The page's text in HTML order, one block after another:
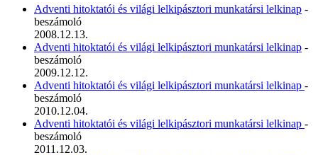
Adventi hitoktatói és világi lelkipásztori munkatársi lelkinap -
beszámoló
2008.12.13.
Adventi hitoktatói és világi lelkipásztori munkatársi lelkinap -
beszámoló
2009.12.12.
Adventi hitoktatói és világi lelkipásztori munkatársi lelkinap -
beszámoló
2010.12.04.
Adventi hitoktatói és világi lelkipásztori munkatársi lelkinap -
beszámoló
2011.12.03.